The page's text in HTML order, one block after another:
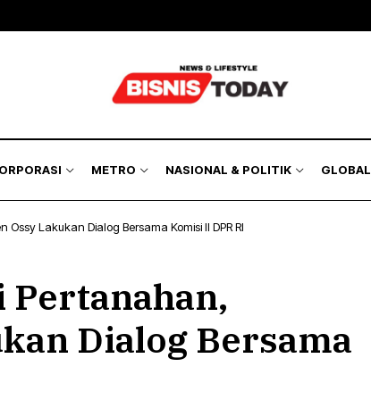
METRO NASIONAL & POLITIK GLOBAL
Lakukan Dialog Bersama Komisi II DPR RI
Dialog Bersama